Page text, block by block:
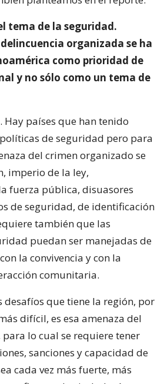
tema de la seguridad.
organizada se ha
como prioridad de
y no sólo como un tema de
Hay países que han tenido
de seguridad pero para
del crimen organizado se
imperio de la ley,
fuerza pública, disuasores
de seguridad, de identificación
también que las
puedan ser manejadas de
la convivencia y con la
comunitaria.
desafíos que tiene la región, por
difícil, es esa amenaza del
lo cual se requiere tener
sanciones y capacidad de
cada vez más fuerte, más